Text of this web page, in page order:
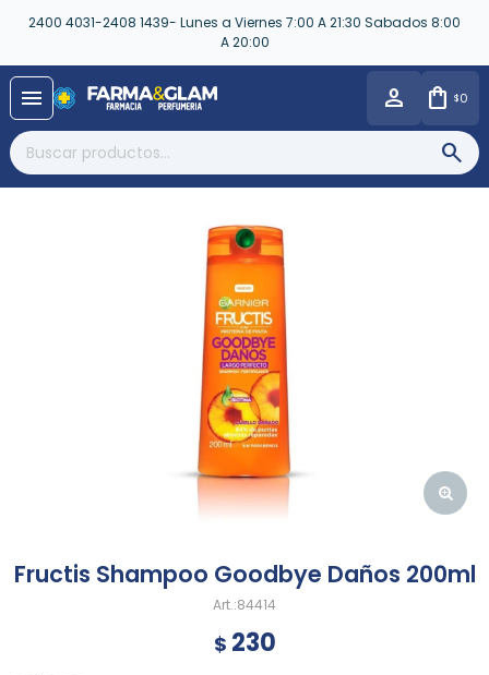
2400 4031-2408 1439- Lunes a Viernes 7:00 A 21:30 Sabados 8:00
A 20:00
menu $0
Fructis Shampoo Goodbye Daños 200ml
84414
$ 230